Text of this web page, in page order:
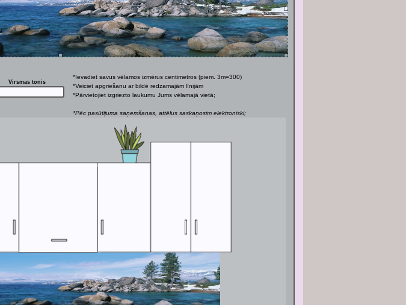
Virsmas tonis
*Ievadiet savus vēlamos izmērus centimetros (piem. 3m=300)
*Veiciet apgriešanu ar bildē redzamajām līnijām
*Pārvietojiet izgriezto laukumu Jums vēlamajā vietā;
*Pēc pasūtījuma saņemšanas, attēlus saskaņosim elektroniski;